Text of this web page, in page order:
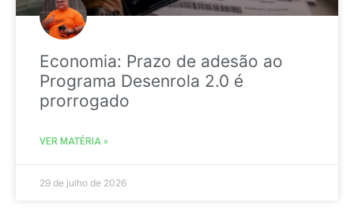
Economia: Prazo de adesão ao
Programa Desenrola 2.0 é
prorrogado
VER MATÉRIA »
29 de julho de 2026